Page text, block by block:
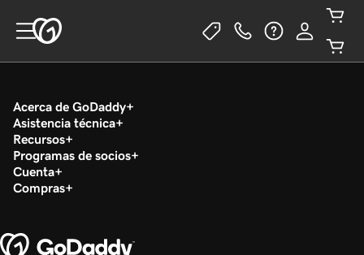
Acerca de GoDaddy
Asistencia técnica
Recursos
Programas de socios
Cuenta
Compras